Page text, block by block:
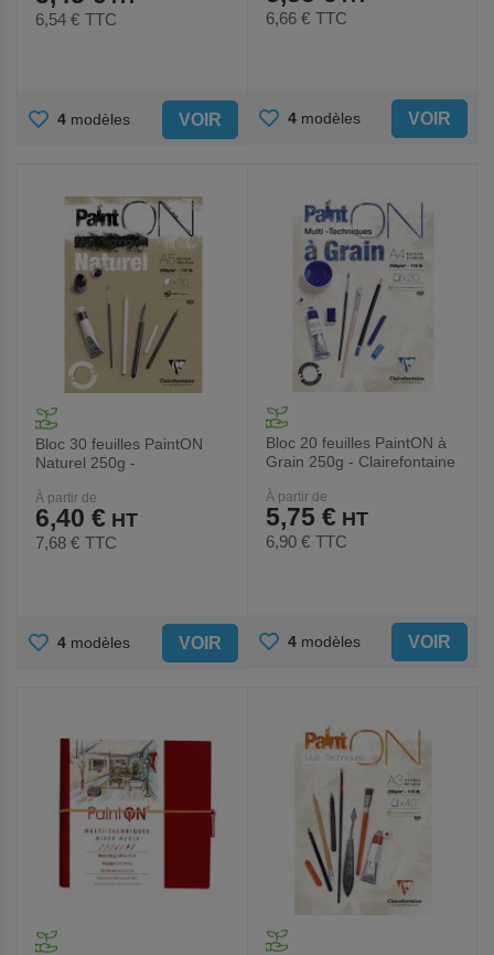
6,54 € TTC
AJOUTER
FAVORIS
4 modèles VOIR
6,66 € TTC
AJOUTER
4 modèles VOIR
Bloc 30 feuilles PaintON
Naturel 250g -
À partir de
6,40 €
7,68 € TTC
AJOUTER
4 modèles VOIR
Bloc 20 feuilles PaintON à
Grain 250g - Clairefontaine
À partir de
5,75 €
6,90 € TTC
AJOUTER
4 modèles VOIR